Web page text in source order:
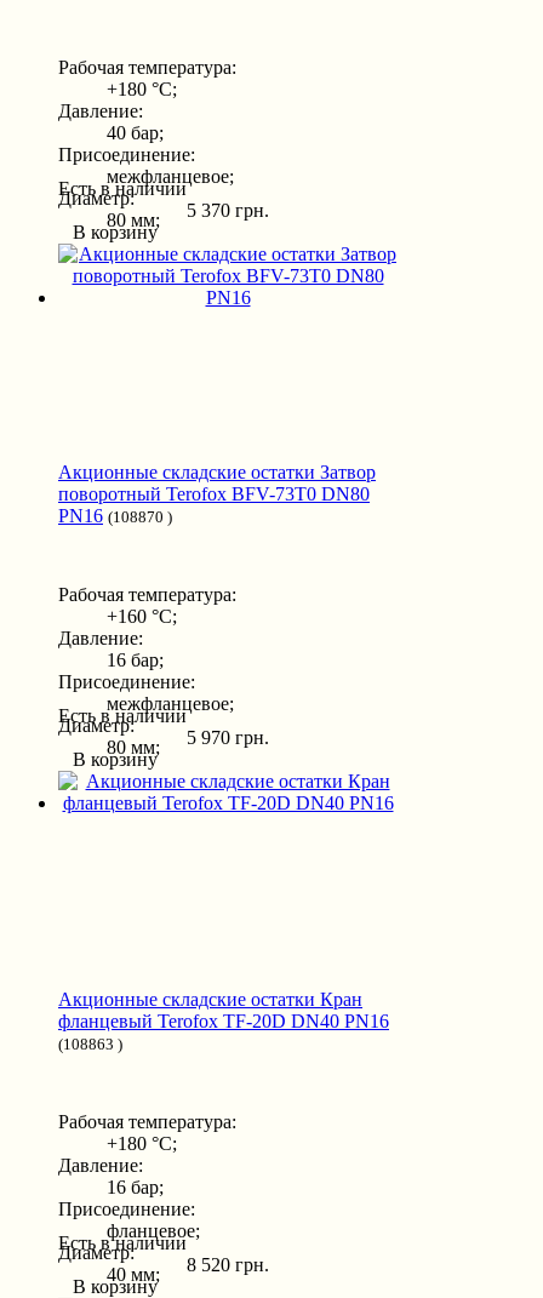
Рабочая температура:
+180 °С;
Давление:
40 бар;
Присоединение:
межфланцевое;
Диаметр:
80 мм;
Есть в наличии
5 370 грн.
В корзину
Акционные складские остатки Затвор
поворотный Terofox BFV-73T0 DN80
PN16 (108870 )
Рабочая температура:
+160 °С;
Давление:
16 бар;
Присоединение:
межфланцевое;
Диаметр:
80 мм;
Есть в наличии
5 970 грн.
В корзину
Акционные складские остатки Кран
фланцевый Terofox TF-20D DN40 PN16
(108863 )
Рабочая температура:
+180 °С;
Давление:
16 бар;
Присоединение:
фланцевое;
Диаметр:
40 мм;
Есть в наличии
8 520 грн.
В корзину